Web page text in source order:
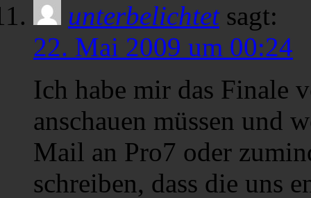
unterbelichtet sagt:
22. Mai 2009 um 00:24
Ich habe mir das Finale
anschauen müssen und
Mail an Pro7 oder
schreiben, dass die uns